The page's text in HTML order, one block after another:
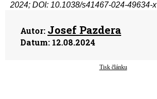
2024; DOI: 10.1038/s41467-024-49634-x
Autor: Josef Pazdera
Datum: 12.08.2024
Tisk článku